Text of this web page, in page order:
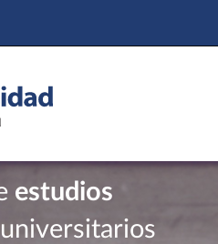
estudios
universitarios